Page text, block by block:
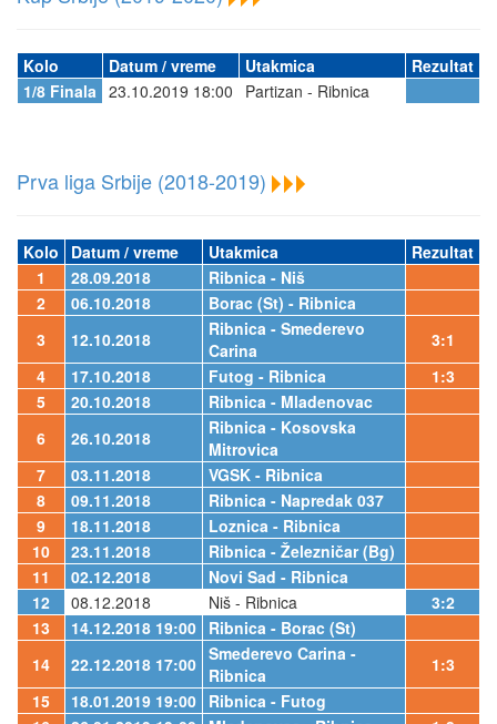
Kolo Datum / vreme Utakmica
Rezultat
1/8 Finala 23.10.2019 18:00 Partizan - Ribnica
Prva liga Srbije (2018-2019)
Kolo Datum / vreme Utakmica
Rezultat
1
28.09.2018
Ribnica - Niš
2
06.10.2018
Borac (St) - Ribnica
3
12.10.2018
Ribnica - Smederevo
Carina
3:1
4
17.10.2018 Futog - Ribnica
1:3
5
20.10.2018
Ribnica - Mladenovac
6
26.10.2018
Ribnica - Kosovska
Mitrovica
7
03.11.2018
VGSK - Ribnica
8
09.11.2018
Ribnica - Napredak 037
9
18.11.2018
Loznica - Ribnica
10
23.11.2018
Ribnica - Železničar (Bg)
11
02.12.2018
Novi Sad - Ribnica
12
08.12.2018 Niš - Ribnica
3:2
13
14.12.2018 19:00 Ribnica - Borac (St)
14
22.12.2018 17:00 Smederevo Carina -
Ribnica
1:3
15
18.01.2019 19:00 Ribnica - Futog